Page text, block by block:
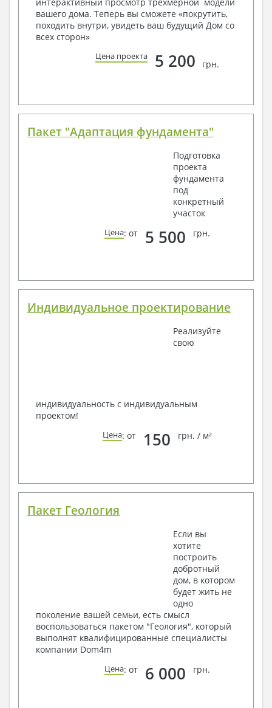
Получить профессиональную консультацию у
наших специалистов, Вы можете любым
способом связи: закажите обратный звонок,
по viber, e-mail, телефон -
вашего дома. Теперь вы сможете «покрутить,
походить внутри, увидеть ваш будущий Дом со
всех сторон»
Цена проекта 5 200 грн.
Пакет "Адаптация фундамента"
Подготовка
проекта
фундамента
под
конкретный
участок
Цена: от 5 500 грн.
Индивидуальное проектирование
Реализуйте
свою
индивидуальность с индивидуальным
проектом!
Цена: от 150 грн. / м²
Пакет Геология
Если вы
хотите
построить
добротный
дом, в котором
будет жить не
одно
поколение вашей семьи, есть смысл
воспользоваться пакетом "Геология", который
выполнят квалифицированные специалисты
компании Dom4m
Цена: от 6 000 грн.